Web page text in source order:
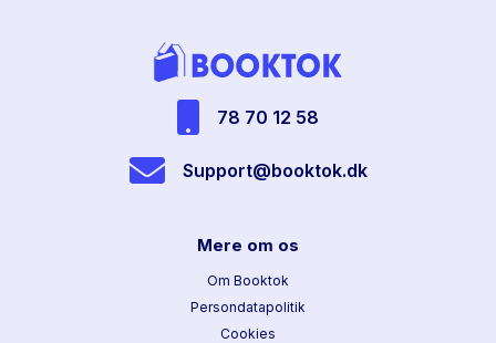
78 70 12 58
Support@booktok.dk
Mere om os
Om Booktok
Persondatapolitik
Cookies